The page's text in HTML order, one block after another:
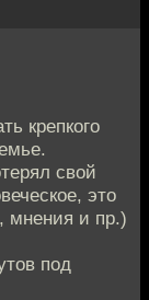
крепкого
свой
это
мнения и пр.)
под